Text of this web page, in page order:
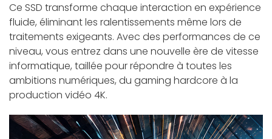
Ce SSD transforme chaque interaction en expérience
fluide, éliminant les ralentissements même lors de
traitements exigeants. Avec des performances de ce
niveau, vous entrez dans une nouvelle ère de vitesse
informatique, taillée pour répondre à toutes les
ambitions numériques, du gaming hardcore à la
production vidéo 4K.